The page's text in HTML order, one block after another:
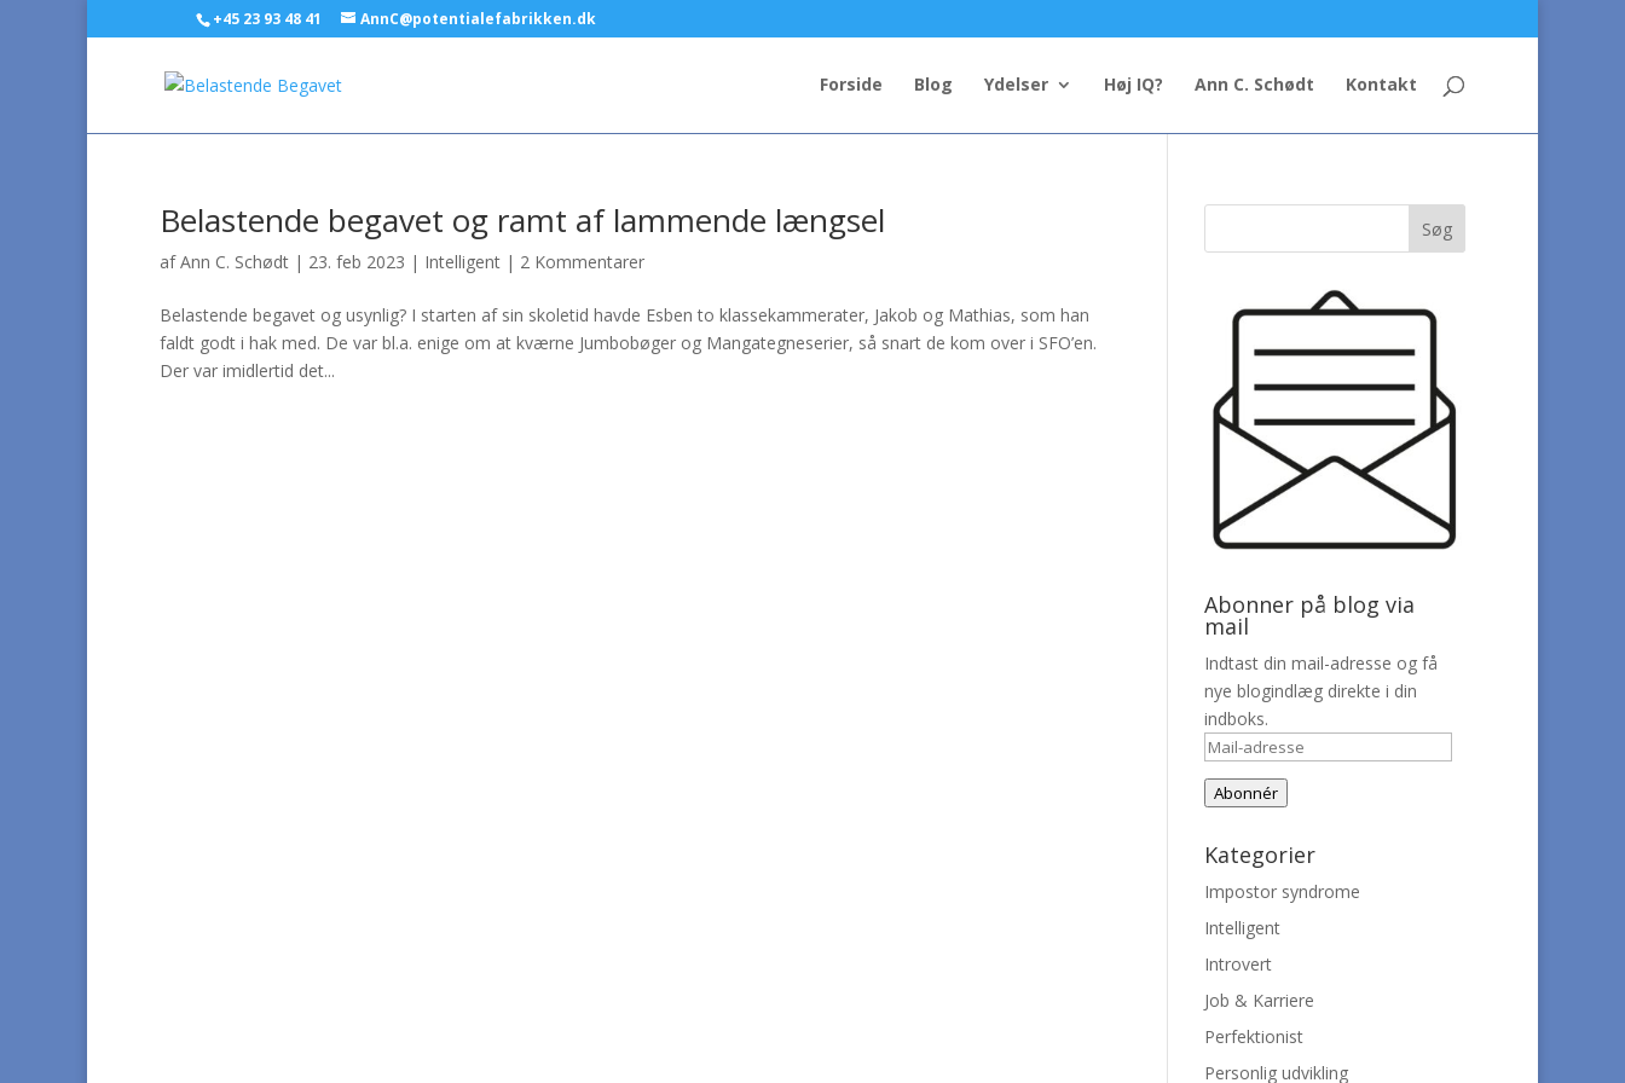
+45 23 93 48 41 AnnC@potentialefabrikken.dk
Forside Blog Ydelser Høj IQ? Ann C. Schødt Kontakt
Belastende begavet og ramt af lammende længsel
afAnn C. Schødt | 23. feb 2023 | Intelligent | 2 Kommentarer
Belastende begavet og usynlig? I starten af sin skoletid havde Esben to klassekammerater, Jakob og Mathias, som han
faldt godt i hak med. De var bl.a. enige om at kværne Jumbobøger og Mangategneserier, så snart de kom over i SFO’en.
Der var imidlertid det...
Abonner på blog via
mail
Indtast din mail-adresse og få
nye blogindlæg direkte i din
indboks.
Mail-
Abonnér
Kategorier
Impostor syndrome
Intelligent
Introvert
Job & Karriere
Perfektionist
Personlig udvikling